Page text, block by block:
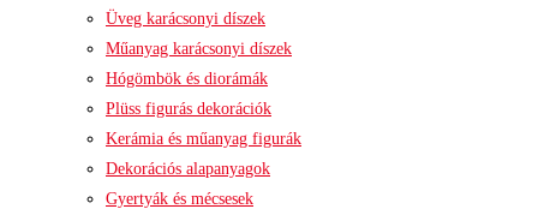
Üveg karácsonyi díszek
Műanyag karácsonyi díszek
Hógömbök és diorámák
Plüss figurás dekorációk
Kerámia és műanyag figurák
Dekorációs alapanyagok
Gyertyák és mécsesek